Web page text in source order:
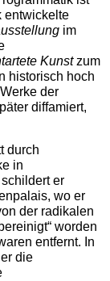
entwickelte
im
Kunstzum
historisch hoch
der
diffamiert,
durch
in
er
wo er
der radikalen
worden
entfernt. In
die